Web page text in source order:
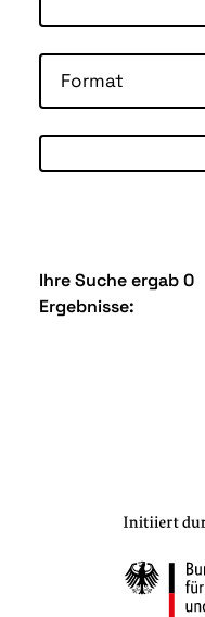
Format
Ihre Suche ergab 0
Ergebnisse: